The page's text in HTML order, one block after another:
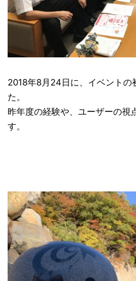
2018年8月24日に、イベントの
た。
昨年度の経験や、ユーザーの視
す。